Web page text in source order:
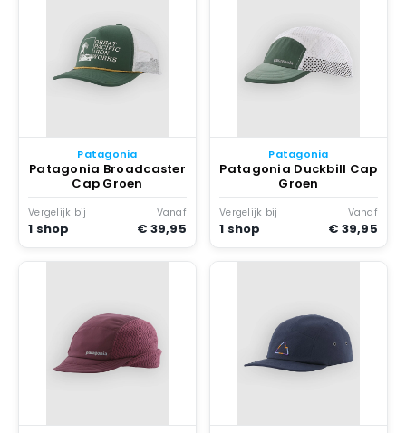
Patagonia
Patagonia Broadcaster
Cap Groen
Vergelijk bij
1 shop
Vanaf
€ 39,95
Patagonia
Patagonia Duckbill Cap
Groen
Vergelijk bij
1 shop
Vanaf
€ 39,95